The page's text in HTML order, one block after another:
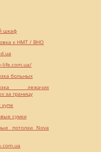
шкаф
к НМТ / ВНО
life.com.ua/
больных
лежачих
за границу
сумки
потолки Nova